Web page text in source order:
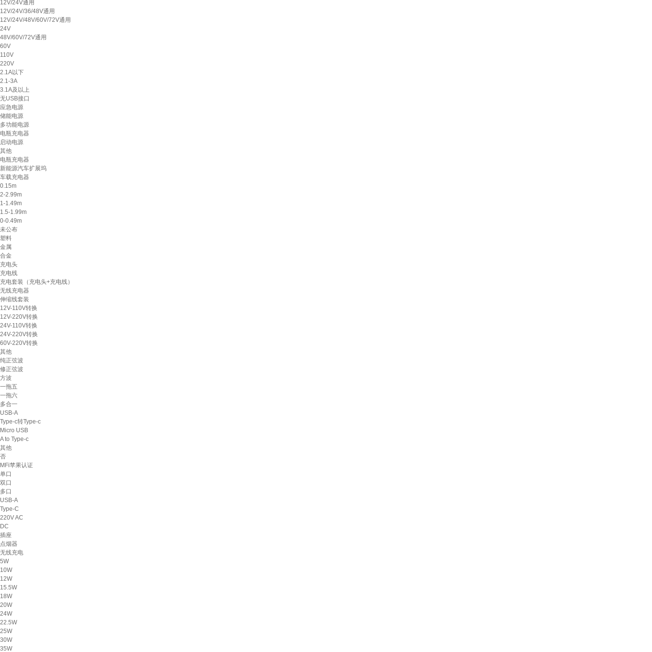
12V/24V通用
12V/24V/36/48V通用
12V/24V/48V/60V/72V通用
24V
48V/60V/72V通用
60V
110V
220V
2.1A以下
2.1-3A
3.1A及以上
无USB接口
应急电源
储能电源
多功能电源
电瓶充电器
启动电源
其他
电瓶充电器
新能源汽车扩展坞
车载充电器
0.15m
2-2.99m
1-1.49m
1.5-1.99m
0-0.49m
未公布
塑料
金属
合金
充电头
充电线
充电套装（充电头+充电线）
无线充电器
伸缩线套装
12V-110V转换
12V-220V转换
24V-110V转换
24V-220V转换
60V-220V转换
其他
纯正弦波
修正弦波
方波
一拖五
一拖六
多合一
USB-A
Type-c转Type-c
Micro USB
A to Type-c
其他
否
MFi苹果认证
单口
双口
多口
USB-A
Type-C
220V AC
DC
插座
点烟器
无线充电
5W
10W
12W
15.5W
18W
20W
24W
22.5W
25W
30W
35W